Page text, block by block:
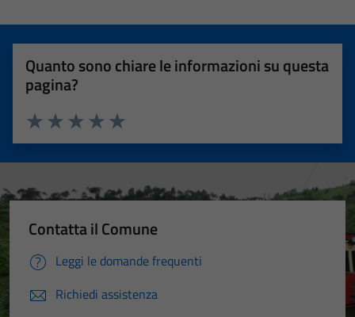
Quanto sono chiare le informazioni su questa
pagina?
Valuta 5 stelle su 5
Valuta 4 stelle su 5
Valuta 3 stelle su 5
Valuta 2 stelle su 5
Valuta 1 stelle su 5
Contatta il Comune
Leggi le domande frequenti
Richiedi assistenza